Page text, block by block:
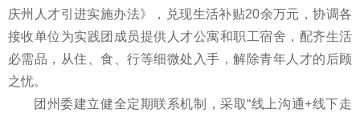
庆州人才引进实施办法》，兑现生活补贴20余万元，协调各
接收单位为实践团成员提供人才公寓和职工宿舍，配齐生活
必需品，从住、食、行等细微处入手，解除青年人才的后顾
之忧。
团州委建立健全定期联系机制，采取“线上沟通+线下走